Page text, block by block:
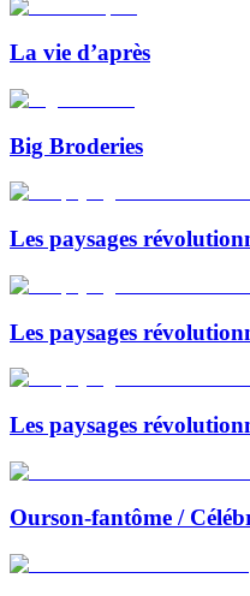
La vie d’après
Big Broderies
Les paysages
Les paysages
Les paysages
Ourson-fantôme /